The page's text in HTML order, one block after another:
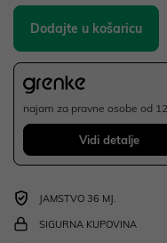
Dodajte u košaricu
najam za pravne osobe od
Vidi detalje
JAMSTVO 36 MJ.
SIGURNA KUPOVINA